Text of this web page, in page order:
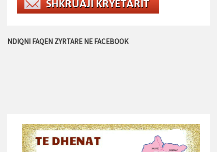
NDIQNI FAQEN ZYRTARE NE FACEBOOK